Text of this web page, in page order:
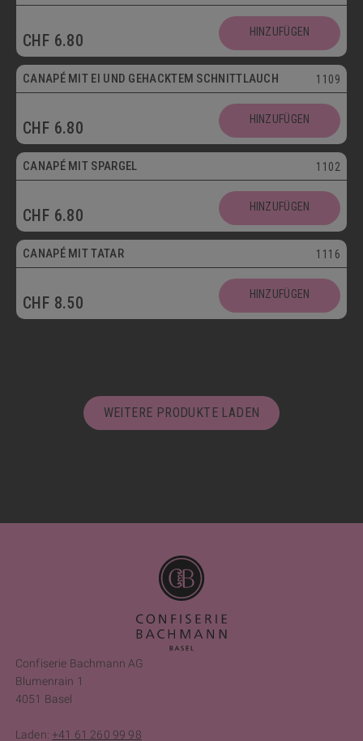
CHF 6.80 HINZUFÜGEN
Vegetarisch
CANAPÉ MIT EI UND GEHACKTEM SCHNITTLAUCH 1109
CHF 6.80 HINZUFÜGEN
CANAPÉ MIT SPARGEL 1102
CHF 6.80 HINZUFÜGEN
CANAPÉ MIT TATAR 1116
CHF 8.50 HINZUFÜGEN
WEITERE PRODUKTE LADEN
Confiserie Bachmann AG
Blumenrain 1
4051 Basel
Laden:+41 61 260 99 98